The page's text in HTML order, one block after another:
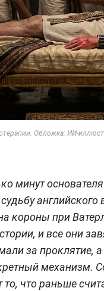
Обложка: ИИ-
минут
короны при
и все они
за проклятие, а
механизм.
то, что раньше